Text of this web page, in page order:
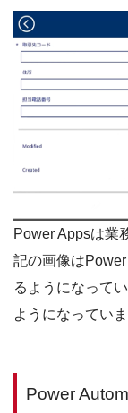
Power Appsは業
記の画像は
るようになって
ようになっていま
Power